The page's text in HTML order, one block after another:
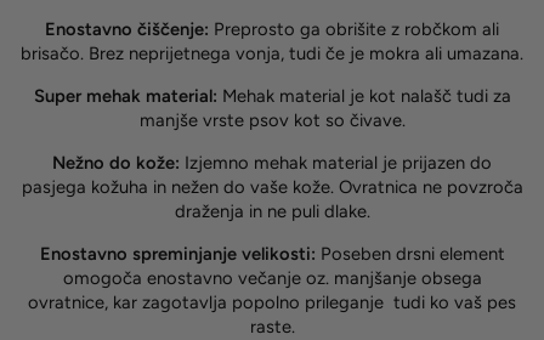
Enostavno čiščenje: Preprosto ga obrišite z robčkom ali
brisačo. Brez neprijetnega vonja, tudi če je mokra ali umazana.
Super mehak material: Mehak material je kot nalašč tudi za
manjše vrste psov kot so čivave.
Nežno do kože: Izjemno mehak material je prijazen do
pasjega kožuha in nežen do vaše kože. Ovratnica ne povzroča
draženja in ne puli dlake.
Enostavno spreminjanje velikosti: Poseben drsni element
omogoča enostavno večanje oz. manjšanje obsega
ovratnice, kar zagotavlja popolno prileganje tudi ko vaš pes
raste.